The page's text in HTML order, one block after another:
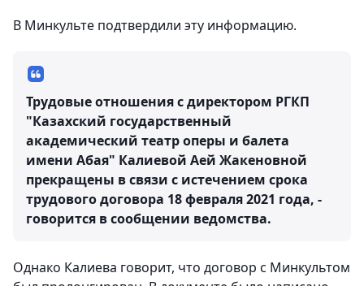
В Минкульте подтвердили эту информацию.
Трудовые отношения с директором РГКП
"Казахский государственный
академический театр оперы и балета
имени Абая" Калиевой Аей Жакеновной
прекращены в связи с истечением срока
трудового договора 18 февраля 2021 года, -
говорится в сообщении ведомства.
Однако Калиева говорит, что договор с Минкультом